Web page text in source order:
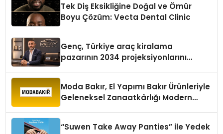
Tek Diş Eksikliğine Doğal ve Ömür
Boyu Çözüm: Vecta Dental Clinic
Genç, Türkiye araç kiralama
pazarının 2034 projeksiyonlarını
Moda Bakır, El Yapımı Bakır Ürünleriyle
Geleneksel Zanaatkârlığı Modern
“Suwen Take Away Panties” ile Yedek